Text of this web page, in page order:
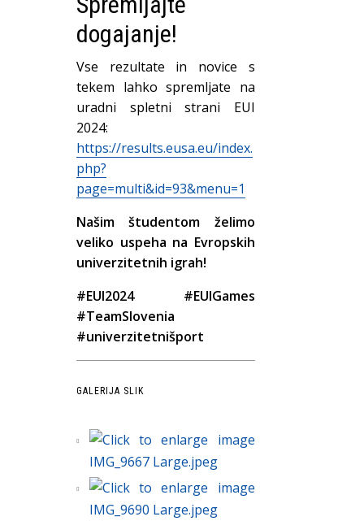
dogajanje!
Vse rezultate in novice s
tekem lahko spremljate na
uradni spletni strani EUI
2024:
https://results.eusa.eu/index.
php?
page=multi&id=93&menu=1
Našim študentom želimo
veliko uspeha na Evropskih
univerzitetnih igrah!
#EUI2024 #EUIGames
#TeamSlovenia
#univerzitetnišport
GALERIJA SLIK